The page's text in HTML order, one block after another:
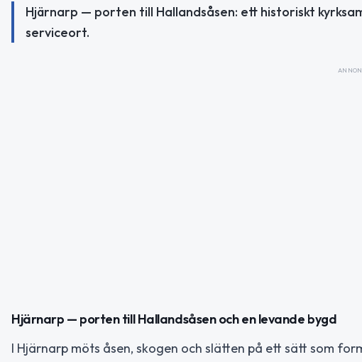
Hjärnarp — porten till Hallandsåsen: ett historiskt
serviceort.
Hjärnarp — porten till Hallandsåsen och en levande bygd
I Hjärnarp möts åsen, skogen och slätten på ett sätt som